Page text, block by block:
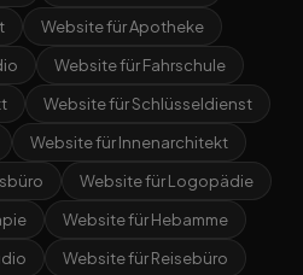
Website für Apotheke
Website für Fahrschule
Website für Schlüsseldienst
Website für Innenarchitekt
Website für Logopädie
Website für Hebamme
Website für Reisebüro